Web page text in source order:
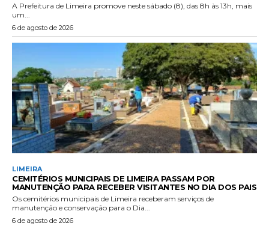
A Prefeitura de Limeira promove neste sábado (8), das 8h às 13h, mais
um...
6 de agosto de 2026
LIMEIRA
CEMITÉRIOS MUNICIPAIS DE LIMEIRA PASSAM POR
MANUTENÇÃO PARA RECEBER VISITANTES NO DIA DOS PAIS
Os cemitérios municipais de Limeira receberam serviços de
manutenção e conservação para o Dia...
6 de agosto de 2026